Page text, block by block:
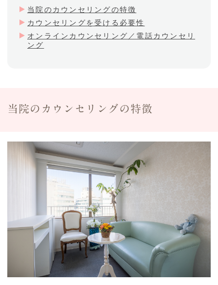
当院のカウンセリングの特徴
カウンセリングを受ける必要性
オンラインカウンセリング／電話カウンセリ
ング
当院のカウンセリングの特徴